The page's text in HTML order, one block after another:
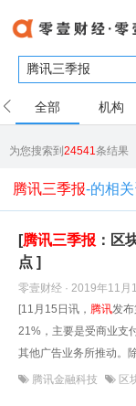
全部 机构
为您搜索到24541条结果
腾讯三季报-的相
[腾讯三季报 ：区
点 ]
零壹财经 · 2019年11月
[11月15日讯， 腾讯发
21%，主要是受商业支
其他广告业务所推动。
腾讯金融科技 区